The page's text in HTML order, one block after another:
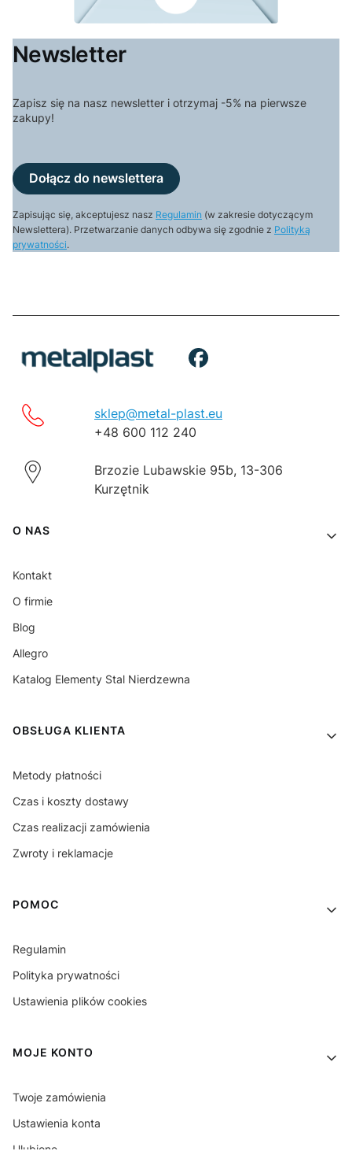
Newsletter
Zapisz się na nasz newsletter i otrzymaj -5% na pierwsze
zakupy!
Dołącz do newslettera
Zapisując się, akceptujesz nasz Regulamin (w zakresie dotyczącym
Newslettera). Przetwarzanie danych odbywa się zgodnie z Polityką
prywatności.
sklep@metal-plast.eu
+48 600 112 240
Brzozie Lubawskie 95b, 13-306
Kurzętnik
Linki w stopce
O NAS
Kontakt
O firmie
Blog
Allegro
Katalog Elementy Stal Nierdzewna
OBSŁUGA KLIENTA
Metody płatności
Czas i koszty dostawy
Czas realizacji zamówienia
Zwroty i reklamacje
POMOC
Regulamin
Polityka prywatności
Ustawienia plików cookies
MOJE KONTO
Twoje zamówienia
Ustawienia konta